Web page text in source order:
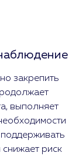
закрепить
выполняет
снижает риск